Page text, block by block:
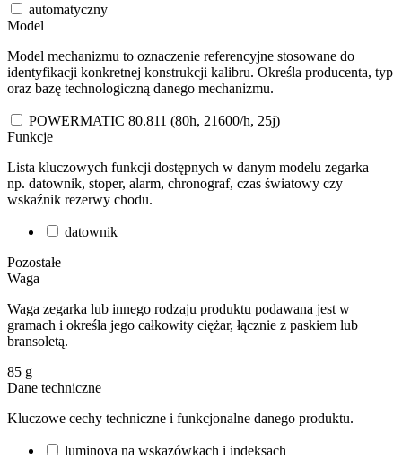
automatyczny
Model
Model mechanizmu to oznaczenie referencyjne stosowane do
identyfikacji konkretnej konstrukcji kalibru. Określa producenta, typ
oraz bazę technologiczną danego mechanizmu.
POWERMATIC 80.811 (80h, 21600/h, 25j)
Funkcje
Lista kluczowych funkcji dostępnych w danym modelu zegarka –
np. datownik, stoper, alarm, chronograf, czas światowy czy
wskaźnik rezerwy chodu.
datownik
Pozostałe
Waga
Waga zegarka lub innego rodzaju produktu podawana jest w
gramach i określa jego całkowity ciężar, łącznie z paskiem lub
bransoletą.
85 g
Dane techniczne
Kluczowe cechy techniczne i funkcjonalne danego produktu.
luminova na wskazówkach i indeksach